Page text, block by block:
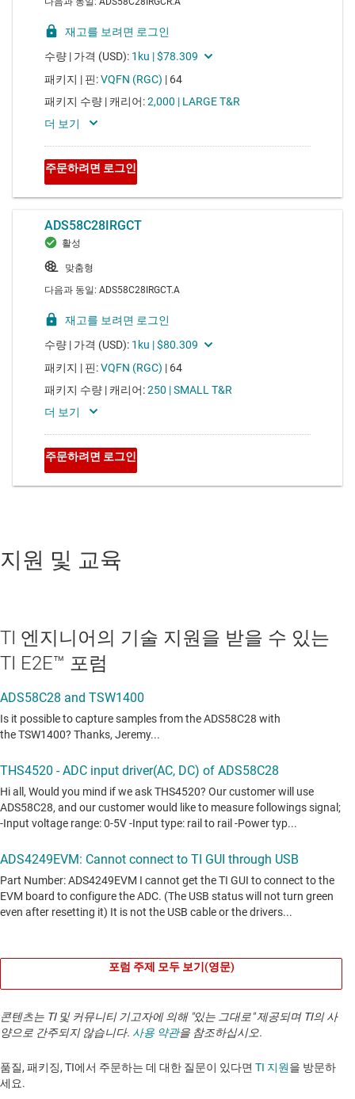
지원 및 교육
TI 엔지니어의 기술 지원을 받을 수 있는
TI E2E™ 포럼
포럼 주제 모두 보기(영문)
콘텐츠는 TI 및 커뮤니티 기고자에 의해 "있는 그대로" 제공되며 TI의 사
양으로 간주되지 않습니다. 사용 약관을 참조하십시오.
품질, 패키징, TI에서 주문하는 데 대한 질문이 있다면 TI 지원을 방문하
세요. ​​​​​​​​​​​​​​